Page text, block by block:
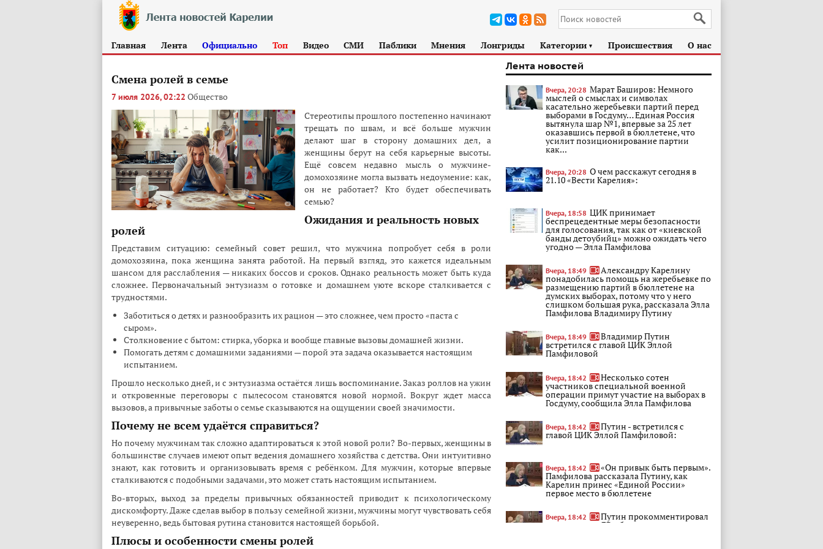
Главная Лента Официально Топ Видео СМИ Паблики Мнения Лонгриды Категории ► Происшествия О нас
Смена ролей в семье
7 июля 2026, 02:22 Общество
Стереотипы прошлого постепенно начинают
трещать по швам, и всё больше мужчин
делают шаг в сторону домашних дел, а
женщины берут на себя карьерные высоты.
Ещё совсем недавно мысль о мужчине-
домохозяине могла вызвать недоумение: как,
он не работает? Кто будет обеспечивать
семью?
Ожидания и реальность новых
ролей
Представим ситуацию: семейный совет решил, что мужчина попробует себя в роли
домохозяина, пока женщина занята работой. На первый взгляд, это кажется идеальным
шансом для расслабления — никаких боссов и сроков. Однако реальность может быть куда
сложнее. Первоначальный энтузиазм о готовке и домашнем уюте вскоре сталкивается с
трудностями.
Заботиться о детях и разнообразить их рацион — это сложнее, чем просто «паста с
сыром».
Столкновение с бытом: стирка, уборка и вообще главные вызовы домашней жизни.
Помогать детям с домашними заданиями — порой эта задача оказывается настоящим
испытанием.
Прошло несколько дней, и с энтузиазма остаётся лишь воспоминание. Заказ роллов на ужин
и откровенные переговоры с пылесосом становятся новой нормой. Вокруг ждет масса
вызовов, а привычные заботы о семье сказываются на ощущении своей значимости.
Почему не всем удаётся справиться?
Но почему мужчинам так сложно адаптироваться к этой новой роли? Во-первых, женщины в
большинстве случаев имеют опыт ведения домашнего хозяйства с детства. Они интуитивно
знают, как готовить и организовывать время с ребёнком. Для мужчин, которые впервые
сталкиваются с подобными задачами, это может стать настоящим испытанием.
Во-вторых, выход за пределы привычных обязанностей приводит к психологическому
дискомфорту. Даже сделав выбор в пользу семейной жизни, мужчины могут чувствовать себя
неуверенно, ведь бытовая рутина становится настоящей борьбой.
Плюсы и особенности смены ролей
Лента новостей
Вчера, 20:28 Марат Баширов: Немного
мыслей о смыслах и символах
касательно жеребьевки партий перед
выборами в Госдуму… Единая Россия
вытянула шар №1, впервые за 25 лет
оказавшись первой в бюллетене, что
усилит позиционирование партии
как...
Вчера, 20:28 О чем расскажут сегодня в
21.10 «Вести Карелия»:
Вчера, 18:58 ЦИК принимает
беспрецедентные меры безопасности
для голосования, так как от «киевской
банды детоубийц» можно ожидать чего
угодно — Элла Памфилова
Вчера, 18:49 Александру Карелину
понадобилась помощь на жеребьевке по
размещению партий в бюллетене на
думских выборах, потому что у него
слишком большая рука, рассказала Элла
Памфилова Владимиру Путину
Вчера, 18:49 Владимир Путин
встретился с главой ЦИК Эллой
Памфиловой
Вчера, 18:42 Несколько сотен
участников специальной военной
операции примут участие на выборах в
Госдуму, сообщила Элла Памфилова
Вчера, 18:42 Путин - встретился с
главой ЦИК Эллой Памфиловой:
Вчера, 18:42 «Он привык быть первым».
Памфилова рассказала Путину, как
Карелин принес «Единой России»
первое место в бюллетене
Вчера, 18:42 Путин прокомментировал
первое место ЕР в бюллетене на